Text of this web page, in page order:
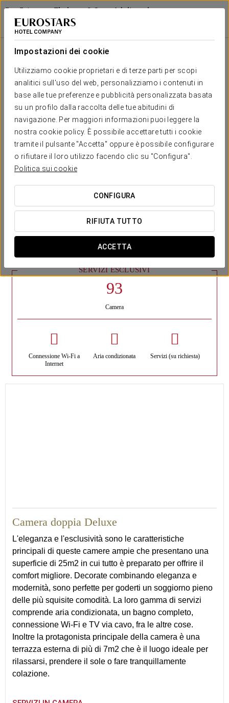
Impostazioni dei cookie
Utilizziamo cookie proprietari e di terze parti per scopi
analitici sull'uso del web, personalizziamo i contenuti in
base alle tue preferenze e pubblicità personalizzata basata
su un profilo dalla raccolta delle tue abitudini di
navigazione. Per maggiori informazioni puoi leggere la
nostra cookie policy. È possibile accettare tutti i cookie
tramite il pulsante "Accetta" oppure è possibile configurare
o rifiutare il loro utilizzo facendo clic su "Configura".
Politica sui cookie
CONFIGURA
RIFIUTA TUTTO
ACCETTA
Exe Estepona Thalasso & Spa - Adults only
Recommended
MÁLAGA - ESTEPONA
Camere
Camere
Il comfort e il riposo di cui hai
bisogno
Il design delle 93 camere dell'Exe Estepona Thalasso & Spa - Adults
only Recommended si ispira alla tranquillità del Mediterraneo. Gli
elementi che formano la decorazione creano un ambiente che
eleganza, calore e modernità
perfetto per riposare e rilassarsi.
connessione Wi-Fi a internet, aria condizionata e un bagno
rilassarsi leggendo un libro. Inoltre alcune di esse sono dotate di
vasca idromassaggio.
L'Exe Estepona Thalasso & Spa - Adults only Recommended mette
a disposizione dei suoi clienti anche una esclusivaSuite Premium
idromassaggio.
SERVIZI ESCLUSIVI
Camera
Connessione Wi-Fi a
Internet
Aria condizionata Servizi (su richiesta)
Camera doppia Deluxe
L'eleganza e l'esclusività sono le caratteristiche
principali di queste camere ampie che presentano una
superficie di 25m2 in cui tutto è preparato per offrire il
comfort migliore. Decorate combinando eleganza e
modernità, sono perfette per goderti un soggiorno pieno
delle più squisite comodità. La loro gamma di servizi
comprende aria condizionata, un bagno completo,
connessione Wi-Fi e TV via cavo, fra le altre cose.
Inoltre la protagonista principale della camera è una
terrazza esterna di più di 7m2 che è il luogo ideale per
rilassarsi, prendere il sole o fare tranquillamente
colazione.